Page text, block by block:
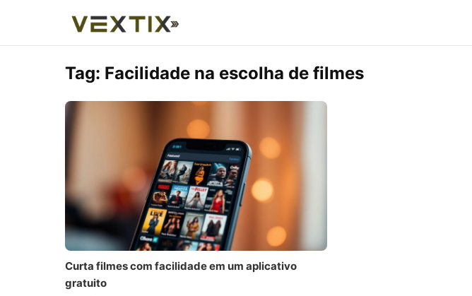
Tag: Facilidade na escolha de filmes
Curta filmes com facilidade em um aplicativo
gratuito